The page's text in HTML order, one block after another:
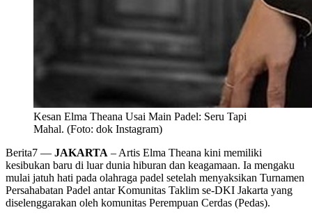
Kesan Elma Theana Usai Main Padel: Seru Tapi
Mahal. (Foto: dok Instagram)
Berita7 — JAKARTA – Artis Elma Theana kini memiliki
kesibukan baru di luar dunia hiburan dan keagamaan. Ia mengaku
mulai jatuh hati pada olahraga padel setelah menyaksikan Turnamen
Persahabatan Padel antar Komunitas Taklim se-DKI Jakarta yang
diselenggarakan oleh komunitas Perempuan Cerdas (Pedas).